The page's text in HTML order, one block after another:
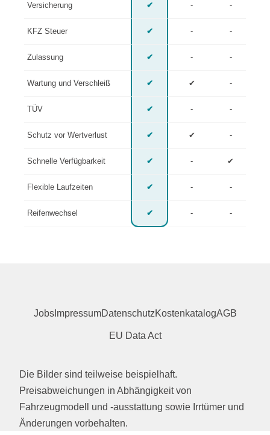
Versicherung ✔ - -
KFZ Steuer ✔ - -
Zulassung ✔ - -
Wartung und Verschleiß ✔ ✔ -
TÜV ✔ - -
Schutz vor Wertverlust ✔ ✔ -
Schnelle Verfügbarkeit ✔ - ✔
Flexible Laufzeiten ✔ - -
Reifenwechsel ✔ - -
JobsImpressumDatenschutzKostenkatalogAGB
EU Data Act
Die Bilder sind teilweise beispielhaft.
Preisabweichungen in Abhängigkeit von
Fahrzeugmodell und -ausstattung sowie Irrtümer und
Änderungen vorbehalten.